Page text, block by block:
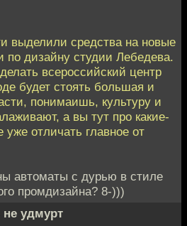
выделили средства на новые
по дизайну студии Лебедева.
всероссийский центр
будет стоять большая и
понимаишь, культуру и
а вы тут про какие-
уже отличать главное от
автоматы с дурью в стиле
промдизайна? 8-)))
не удмурт